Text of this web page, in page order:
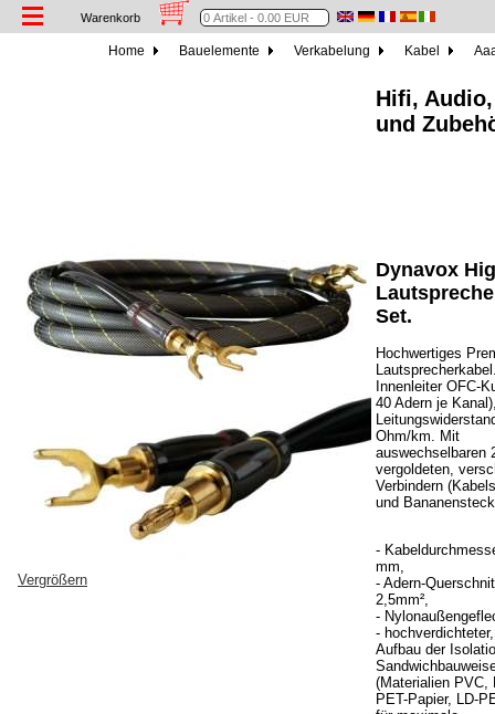
Warenkorb
Home Bauelemente Verkabelung Kabel
Hifi,
und
Vergrößern
Dynavox
Set.
Hochwertiges
Innenleiter OFC-
40 Adern je
Ohm/km. Mit
auswechselbaren
vergoldeten,
Verbindern
und
-
mm,
- Adern-
2,5mm²,
-
-
Aufbau der
(Materialien PVC,
PET-Papier, LD-